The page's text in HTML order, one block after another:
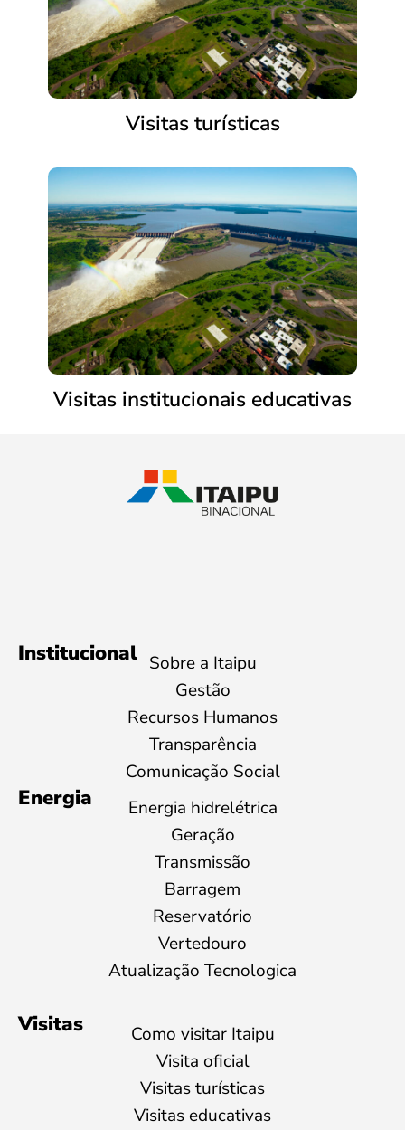
Visitas turísticas
Visitas institucionais educativas
Institucional Sobre a Itaipu
Gestão
Recursos Humanos
Transparência
Comunicação Social
Energia
Energia hidrelétrica
Geração
Transmissão
Barragem
Reservatório
Vertedouro
Atualização Tecnologica
Visitas
Como visitar Itaipu
Visita oficial
Visitas turísticas
Visitas educativas